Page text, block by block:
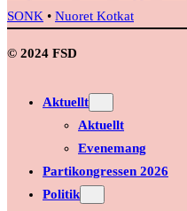
SONK • Nuoret Kotkat
© 2024 FSD
Aktuellt
Aktuellt
Evenemang
Partikongressen 2026
Politik